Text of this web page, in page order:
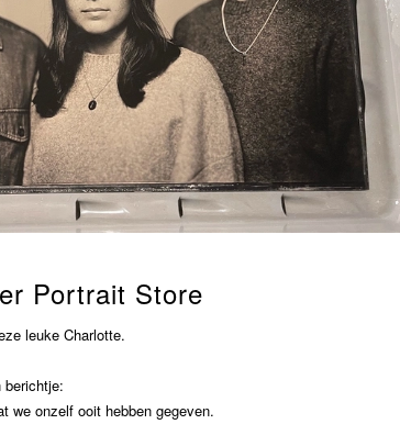
Portrait Store
leuke Charlotte.
berichtje:
we onzelf ooit hebben gegeven.